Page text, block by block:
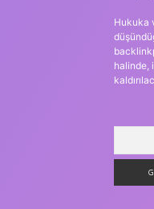
Hukuka
halinde,